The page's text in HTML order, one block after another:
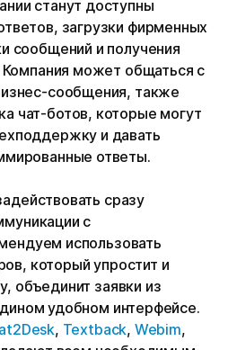
станут доступны
загрузки фирменных
сообщений и получения
Компания может общаться с
сообщения, также
чат-ботов, которые могут
и давать
ответы.
сразу
с
использовать
который упростит и
объединит заявки из
удобном интерфейсе.
, Textback, Webim,